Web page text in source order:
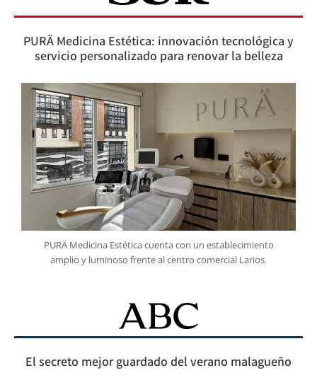
PURÄ Medicina Estética: innovación tecnológica y
servicio personalizado para renovar la belleza
PURÄ Medicina Estética cuenta con un establecimiento
amplio y luminoso frente al centro comercial Larios.
El secreto mejor guardado del verano malagueño